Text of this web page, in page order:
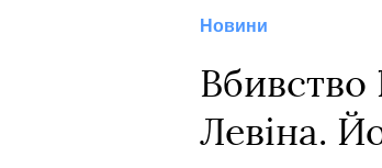
Новини
Вбивство
Левіна.